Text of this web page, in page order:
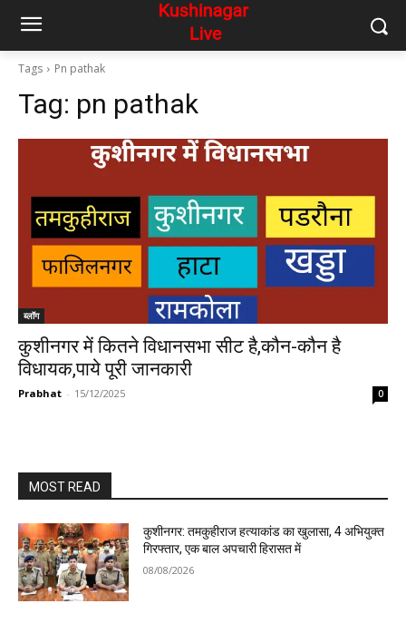
Tags Pn pathak
Tag: pn pathak
ब्लॉग
कुशीनगर में कितने विधानसभा सीट है,कौन-कौन है
विधायक,पाये पूरी जानकारी
Prabhat - 15/12/2025 0
MOST READ
कुशीनगर: तमकुहीराज हत्याकांड का खुलासा, 4 अभियुक्त
गिरफ्तार, एक बाल अपचारी हिरासत में
08/08/2026